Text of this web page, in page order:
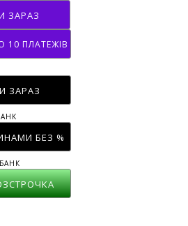
ЗАРАЗ
10 ПЛАТЕЖІВ
ЗАРАЗ
БЕЗ %